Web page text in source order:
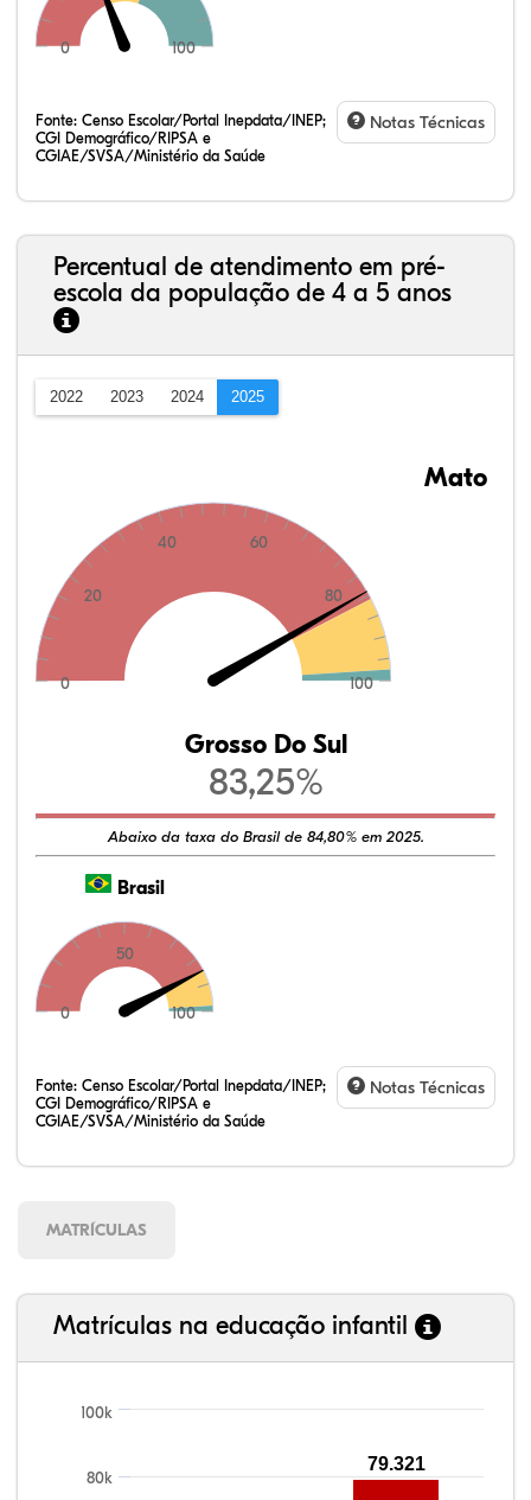
0 100
Fonte: Censo Escolar/Portal Inepdata/INEP;
CGI Demográfico/RIPSA e
CGIAE/SVSA/Ministério da Saúde
Notas Técnicas
Percentual de atendimento em pré-
escola da população de 4 a 5 anos
2022 2023 2024 2025
0
20
40 60
80
100
Mato
Grosso Do Sul
83,25%
Abaixo da taxa do Brasil de 84,80% em 2025.
Brasil
0
50
100
Fonte: Censo Escolar/Portal Inepdata/INEP;
CGI Demográfico/RIPSA e
CGIAE/SVSA/Ministério da Saúde
Notas Técnicas
MATRÍCULAS
Matrículas na educação infantil
80k
100k
79.321
99,81%
100,00%
88,82%
92,94%
78,33%